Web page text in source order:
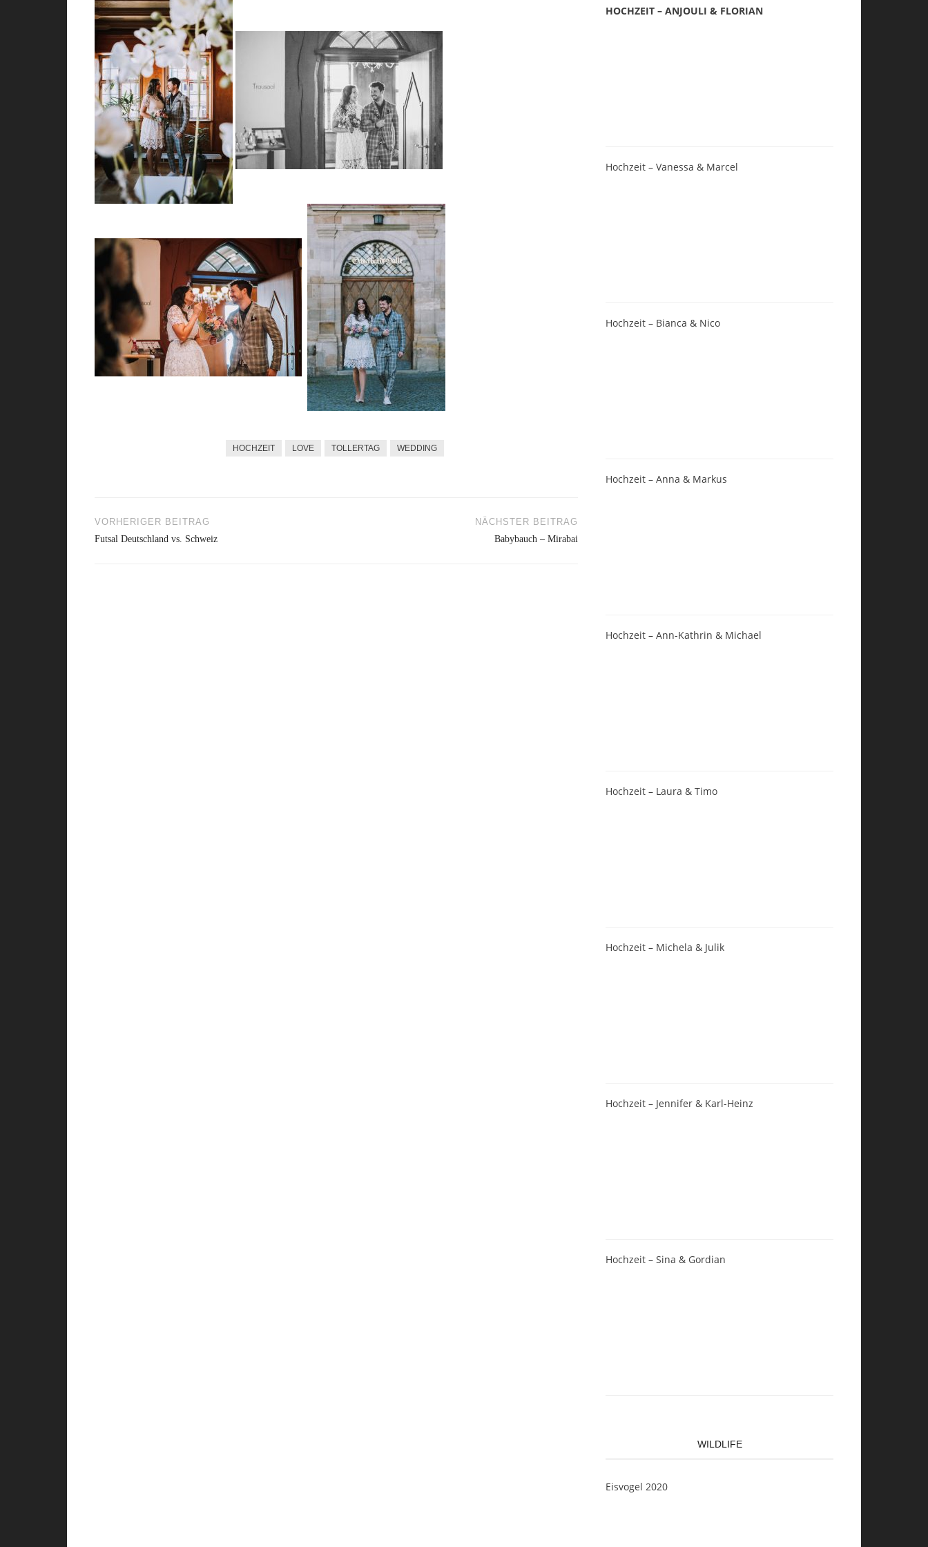
HOCHZEIT LOVE TOLLERTAG WEDDING
Beitragsnavigation
VORHERIGER BEITRAG
Futsal Deutschland vs. Schweiz
NÄCHSTER BEITRAG
Babybauch – Mirabai
HOCHZEIT – ANJOULI & FLORIAN
Hochzeit – Vanessa & Marcel
Hochzeit – Bianca & Nico
Hochzeit – Anna & Markus
Hochzeit – Ann-Kathrin & Michael
Hochzeit – Laura & Timo
Hochzeit – Michela & Julik
Hochzeit – Jennifer & Karl-Heinz
Hochzeit – Sina & Gordian
WILDLIFE
Eisvogel 2020